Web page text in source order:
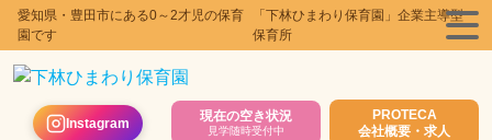
愛知県・豊田市にある0～2才児の保育
園です
「下林ひまわり保育園」企業主導型
保育所
Instagram 現在の空き状況
見学随時受付中
PROTECA
会社概要・求人